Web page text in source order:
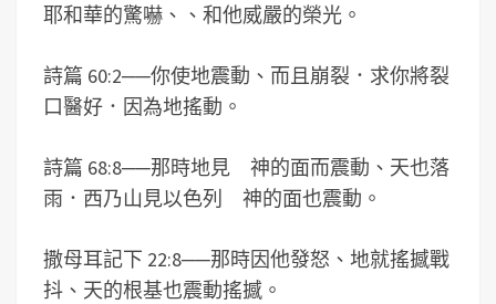
耶和華的驚嚇、、和他威嚴的榮光。
詩篇 60:2──你使地震動、而且崩裂．求你將裂
口醫好．因為地搖動。
詩篇 68:8──那時地見 神的面而震動、天也落
雨．西乃山見以色列 神的面也震動。
撒母耳記下 22:8──那時因他發怒、地就搖撼戰
抖、天的根基也震動搖撼。